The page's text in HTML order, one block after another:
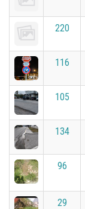
220
116
105
134
96
29